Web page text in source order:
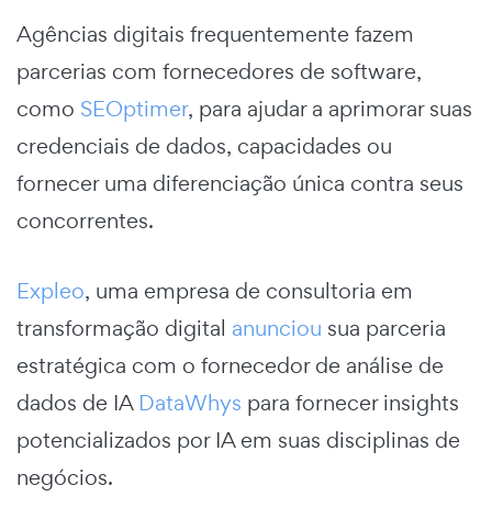
Agências digitais frequentemente fazem
parcerias com fornecedores de software,
como SEOptimer, para ajudar a aprimorar suas
credenciais de dados, capacidades ou
fornecer uma diferenciação única contra seus
concorrentes.
Expleo, uma empresa de consultoria em
transformação digital anunciou sua parceria
estratégica com o fornecedor de análise de
dados de IA DataWhys para fornecer insights
potencializados por IA em suas disciplinas de
negócios.